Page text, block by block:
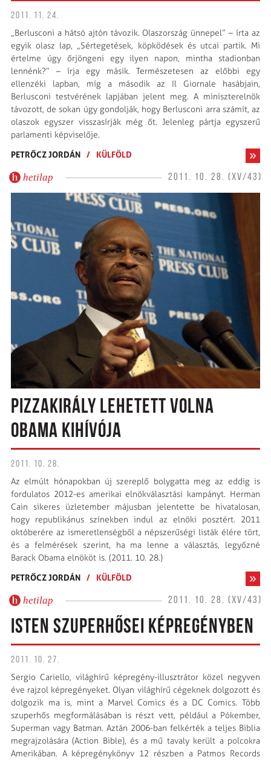
2011. 11. 24.
„Berlusconi a hátsó ajtón távozik. Olaszország ünnepel” – írta az
egyik olasz lap, „Sértegetések, köpködések és utcai partik. Mi
értelme úgy őrjöngeni egy ilyen napon, mintha stadionban
lennénk?” – írja egy másik. Természetesen az előbbi egy
ellenzéki lapban, míg a második az Il Giornale hasábjain,
Berlusconi testvérének lapjában jelent meg. A miniszterelnök
távozott, de sokan úgy gondolják, hogy Berlusconi arra számít, az
olaszok egyszer visszasírják még őt. Jelenleg pártja egyszerű
parlamenti képviselője.
PETRŐCZ JORDÁN / KÜLFÖLD
hetilap 2011. 10. 28. (XV/43)
PIZZAKIRÁLY LEHETETT VOLNA
OBAMA KIHÍVÓJA
2011. 10. 28.
Az elmúlt hónapokban új szereplő bolygatta meg az eddig is
fordulatos 2012-es amerikai elnökválasztási kampányt. Herman
Cain sikeres üzletember májusban jelentette be hivatalosan,
hogy republikánus színekben indul az elnöki posztért. 2011
októberére az ismeretlenségből a népszerűségi listák élére tört,
és a fel­mé­rések szerint, ha ma lenne a választás, legyőzné
Barack Obama elnököt is. (2011. 10. 28.)
PETRŐCZ JORDÁN / KÜLFÖLD
hetilap 2011. 10. 28. (XV/43)
ISTEN SZUPERHŐSEI KÉPREGÉNYBEN
2011. 10. 27.
Sergio Cariello, világhírű képregény-illusztrátor közel negyven
éve rajzol képregényeket. Olyan világhírű cégeknek dolgozott és
dolgozik ma is, mint a Marvel Comics és a DC Comics. Több
szuperhős megformálásában is részt vett, például a Pókember,
Superman vagy Batman. Aztán 2006-ban felkérték a teljes Biblia
megrajzolására (Action Bible), és a mű tavaly került a polcokra
Amerikában. A képregénykönyv 12 részben a Patmos Records